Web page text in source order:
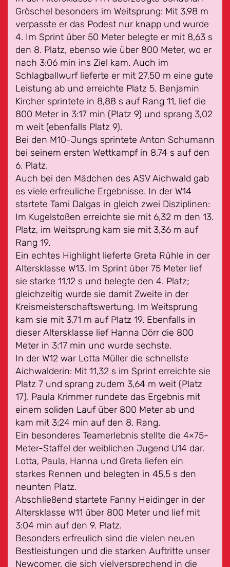
Gröschel besonders im Weitsprung: Mit 3,98 m
verpasste er das Podest nur knapp und wurde
4. Im Sprint über 50 Meter belegte er mit 8,63 s
den 8. Platz, ebenso wie über 800 Meter, wo er
nach 3:06 min ins Ziel kam. Auch im
Schlagballwurf lieferte er mit 27,50 m eine gute
Leistung ab und erreichte Platz 5. Benjamin
Kircher sprintete in 8,88 s auf Rang 11, lief die
800 Meter in 3:17 min (Platz 9) und sprang 3,02
m weit (ebenfalls Platz 9).
Bei den M10-Jungs sprintete Anton Schumann
bei seinem ersten Wettkampf in 8,74 s auf den
6. Platz.
Auch bei den Mädchen des ASV Aichwald gab
es viele erfreuliche Ergebnisse. In der W14
startete Tami Dalgas in gleich zwei Disziplinen:
Im Kugelstoßen erreichte sie mit 6,32 m den 13.
Platz, im Weitsprung kam sie mit 3,36 m auf
Rang 19.
Ein echtes Highlight lieferte Greta Rühle in der
Altersklasse W13. Im Sprint über 75 Meter lief
sie starke 11,12 s und belegte den 4. Platz;
gleichzeitig wurde sie damit Zweite in der
Kreismeisterschaftswertung. Im Weitsprung
kam sie mit 3,71 m auf Platz 19. Ebenfalls in
dieser Altersklasse lief Hanna Dörr die 800
Meter in 3:17 min und wurde sechste.
In der W12 war Lotta Müller die schnellste
Aichwalderin: Mit 11,32 s im Sprint erreichte sie
Platz 7 und sprang zudem 3,64 m weit (Platz
17). Paula Krimmer rundete das Ergebnis mit
einem soliden Lauf über 800 Meter ab und
kam mit 3:24 min auf den 8. Rang.
Ein besonderes Teamerlebnis stellte die 4×75-
Meter-Staffel der weiblichen Jugend U14 dar.
Lotta, Paula, Hanna und Greta liefen ein
starkes Rennen und belegten in 45,5 s den
neunten Platz.
Abschließend startete Fanny Heidinger in der
Altersklasse W11 über 800 Meter und lief mit
3:04 min auf den 9. Platz.
Besonders erfreulich sind die vielen neuen
Bestleistungen und die starken Auftritte unser
Newcomer, die sich vielversprechend in die